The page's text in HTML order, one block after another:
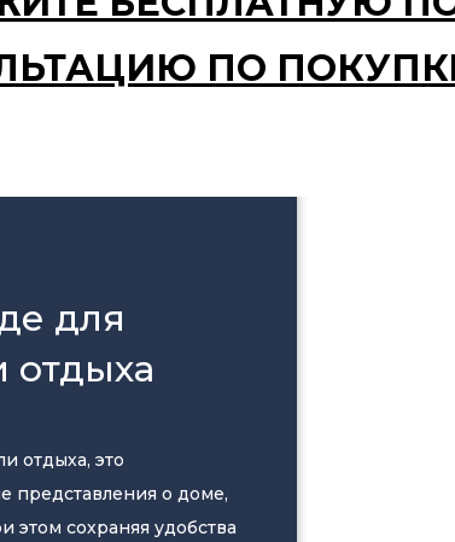
Вашего будущего хаусбота на этапе
на хаусботе могут быть
ПО
отдыха, это
представления о доме,
этом сохраняя удобства
для
отдыха